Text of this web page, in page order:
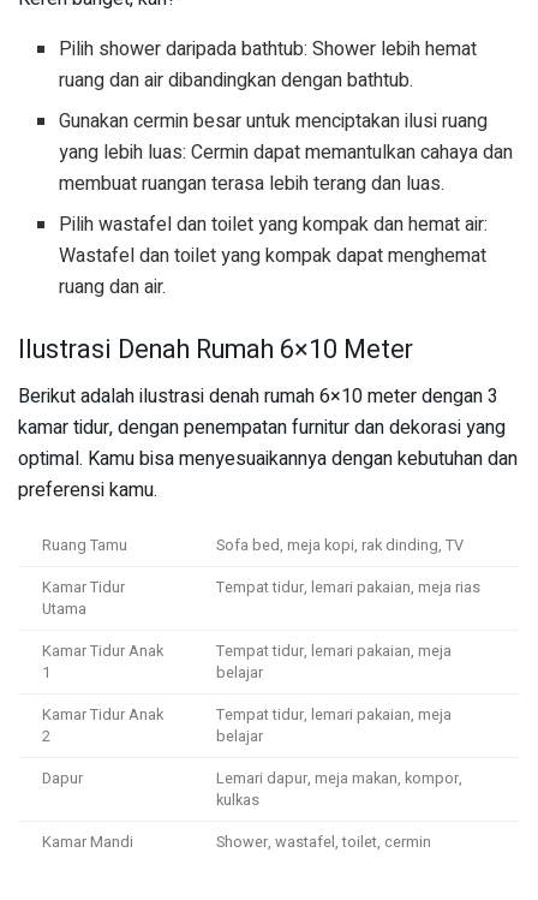
Pilih shower daripada bathtub: Shower lebih hemat
ruang dan air dibandingkan dengan bathtub.
Gunakan cermin besar untuk menciptakan ilusi ruang
yang lebih luas: Cermin dapat memantulkan cahaya dan
membuat ruangan terasa lebih terang dan luas.
Pilih wastafel dan toilet yang kompak dan hemat air:
Wastafel dan toilet yang kompak dapat menghemat
ruang dan air.
Ilustrasi Denah Rumah 6×10 Meter
Berikut adalah ilustrasi denah rumah 6×10 meter dengan 3
kamar tidur, dengan penempatan furnitur dan dekorasi yang
optimal. Kamu bisa menyesuaikannya dengan kebutuhan dan
preferensi kamu.
Ruang Tamu
Sofa bed, meja kopi, rak dinding, TV
Kamar Tidur
Utama
Tempat tidur, lemari pakaian, meja rias
Kamar Tidur Anak
1
Tempat tidur, lemari pakaian, meja
belajar
Kamar Tidur Anak
2
Tempat tidur, lemari pakaian, meja
belajar
Dapur
Lemari dapur, meja makan, kompor,
kulkas
Kamar Mandi
Shower, wastafel, toilet, cermin